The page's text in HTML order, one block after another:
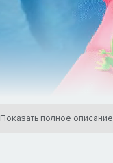
Показать полное описание